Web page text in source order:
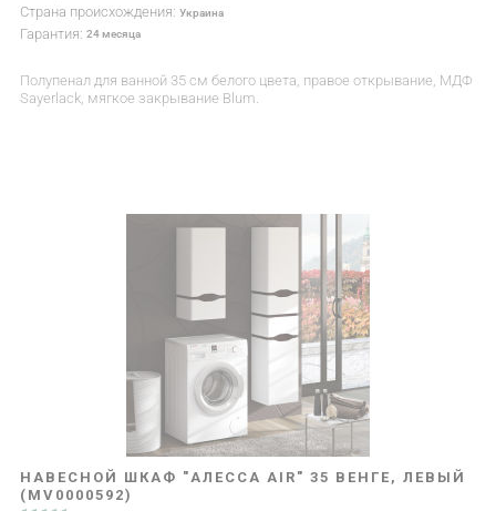
Страна происхождения: Украина
Гарантия: 24 месяца
Полупенал для ванной 35 см белого цвета, правое открывание, МДФ
Sayerlack, мягкое закрывание Blum.
НАВЕСНОЙ ШКАФ "АЛЕССА AIR" 35 ВЕНГЕ, ЛЕВЫЙ
(MV0000592)